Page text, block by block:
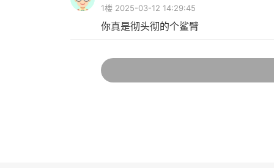
1楼 2025-03-12 14:29:45
你真是彻头彻的个鲨臂